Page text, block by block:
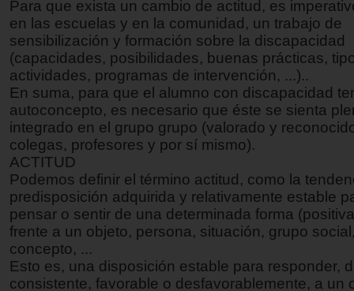
Para que exista un cambio de actitud, es
en las escuelas y en la comunidad, un trabajo de
sensibilización y formación sobre la discapacidad
(capacidades, posibilidades, buenas prácticas,
actividades, programas de intervención, ...)..
En suma, para que el alumno con discapacidad
autoconcepto, es necesario que éste se sienta
integrado en el grupo grupo (valorado y
colegas, profesores y por sí mismo).
ACTITUD
Podemos definir el término actitud, como la
predisposición adquirida y relativamente estable
pensar o sentir de una determinada forma
frente a un objeto, persona, situación, grupo
concepto, ...
Esto es, una disposición estable para responder,
consistente, favorable o desfavorablemente, a un